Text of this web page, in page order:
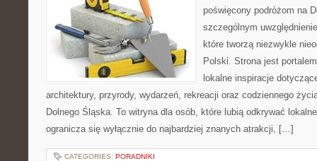
poświęcony podróżom na
szczególnym
które tworzą niezwykle
Polski. Strona jest
lokalne inspiracje
architektury, przyrody, wydarzeń, rekreacji oraz codziennego
Dolnego Śląska. To witryna dla osób, które lubią odkrywać
ogranicza się wyłącznie do najbardziej znanych atrakcji, […]
CATEGORIES: PORADNIKI